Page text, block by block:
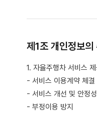
제1조 개인정보
1. 자율주행차 서비스
- 서비스 이용계약 체결
- 서비스 개선 및 안정
- 부정이용 방지